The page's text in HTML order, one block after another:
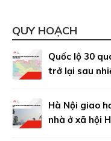
QUY HOẠCH
Quốc lộ 30
trở lại sau
Hà Nội giao
nhà ở xã hội